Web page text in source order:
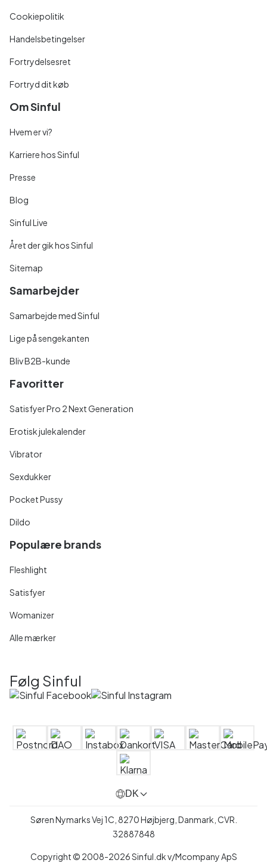
Cookiepolitik
Handelsbetingelser
Fortrydelsesret
Fortryd dit køb
Om Sinful
Hvem er vi?
Karriere hos Sinful
Presse
Blog
Sinful Live
Året der gik hos Sinful
Sitemap
Samarbejder
Samarbejde med Sinful
Lige på sengekanten
Bliv B2B-kunde
Favoritter
Satisfyer Pro 2 Next Generation
Erotisk julekalender
Vibrator
Sexdukker
Pocket Pussy
Dildo
Populære brands
Fleshlight
Satisfyer
Womanizer
Alle mærker
Følg Sinful
DK
Søren Nymarks Vej 1C, 8270 Højbjerg, Danmark, CVR.
32887848
Copyright © 2008-2026 Sinful.dk v/Mcompany ApS